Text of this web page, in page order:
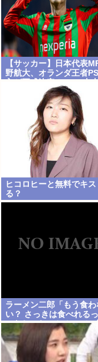
【サッカー】日本代表
野航大、オランダ王者
高額の移籍、最大約31億
か、5年契約を締結
ヒコロヒーと無料でキス
る？
ラーメン二郎「もう食わ
い？ さっきは食べれる
ったじゃねーか！」（ヽ
`）「」 反論できる？